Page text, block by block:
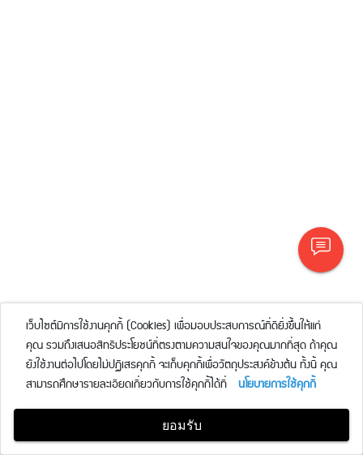
เว็บไซต์มีการใช้งานคุกกี้ (Cookies) เพื่อมอบประสบการณ์ที่ดียิ่งขึ้นให้แก่
คุณ รวมถึงเสนอสิทธิประโยชน์ที่ตรงตามความสนใจของคุณมากที่สุด ถ้าคุณ
ยังใช้งานต่อไปโดยไม่ปฏิเสธคุกกี้ จะเก็บคุกกี้เพื่อวัตถุประสงค์ข้างต้น ทั้งนี้ คุณ
สามารถศึกษารายละเอียดเกี่ยวกับการใช้คุกกี้ได้ที่ นโยบายการใช้คุกกี้
ยอมรับ